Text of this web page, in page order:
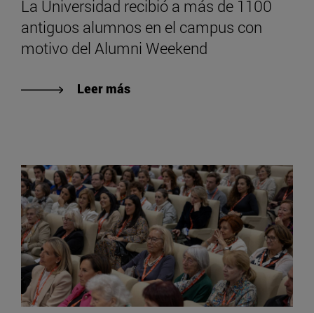
La Universidad recibió a más de 1100
antiguos alumnos en el campus con
motivo del Alumni Weekend
Leer más